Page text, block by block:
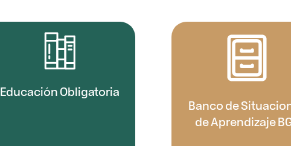
Educación Obligatoria
Banco de
de Aprendizaje